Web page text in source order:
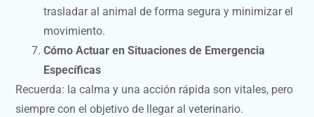
trasladar al animal de forma segura y minimizar el
movimiento.
Cómo Actuar en Situaciones de Emergencia
Específicas
Recuerda: la calma y una acción rápida son vitales, pero
siempre con el objetivo de llegar al veterinario.